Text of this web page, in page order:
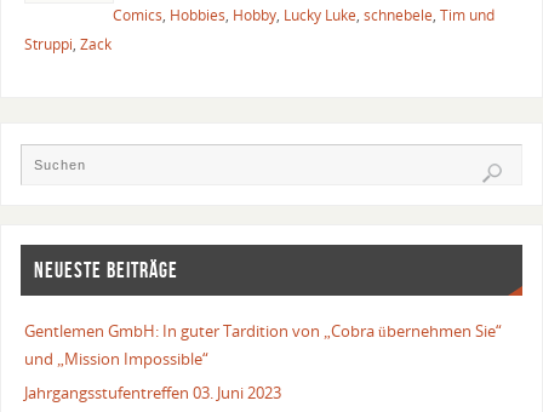
Comics, Hobbies, Hobby, Lucky Luke, schnebele, Tim und
Struppi, Zack
NEUESTE BEITRÄGE
Gentlemen GmbH: In guter Tardition von „Cobra übernehmen Sie“
und „Mission Impossible“
Jahrgangsstufentreffen 03. Juni 2023